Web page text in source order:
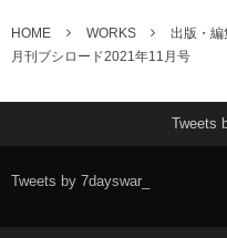
HOME WORKS
出版・
月刊ブシロード2021年11月号
Tweets
Tweets by 7dayswar_